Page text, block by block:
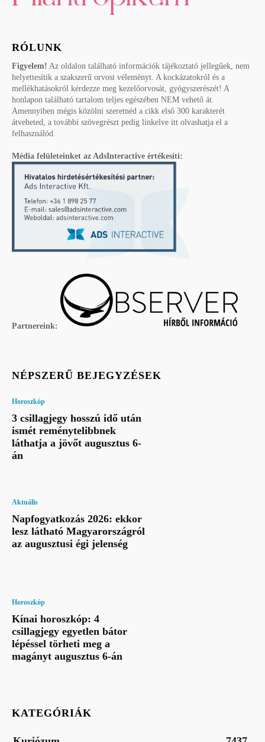
RÓLUNK
Figyelem! Az oldalon található információk tájékoztató jellegűek, nem
helyettesítik a szakszerű orvosi véleményt. A kockázatokról és a
mellékhatásokról kérdezze meg kezelőorvosát, gyógyszerészét! A
honlapon található tartalom teljes egészében NEM vehető át.
Amennyiben mégis közölni szeretnéd a cikk első 300 karakterét
átveheted, a további szövegrészt pedig linkelve itt olvashatja el a
felhasználód.
Média felületeinket az AdsInteractive értékesíti:
Partnereink:
NÉPSZERŰ BEJEGYZÉSEK
Horoszkóp
3 csillagjegy hosszú idő után
ismét reménytelibbnek
láthatja a jövőt augusztus 6-
án
Aktuális
Napfogyatkozás 2026: ekkor
lesz látható Magyarországról
az augusztusi égi jelenség
Horoszkóp
Kínai horoszkóp: 4
csillagjegy egyetlen bátor
lépéssel törheti meg a
magányt augusztus 6-án
KATEGÓRIÁK